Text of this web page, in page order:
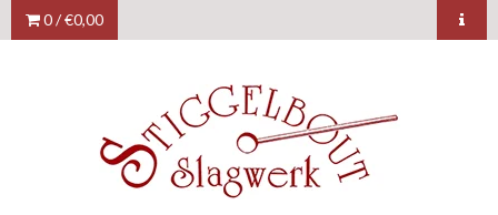
0 /€0,00